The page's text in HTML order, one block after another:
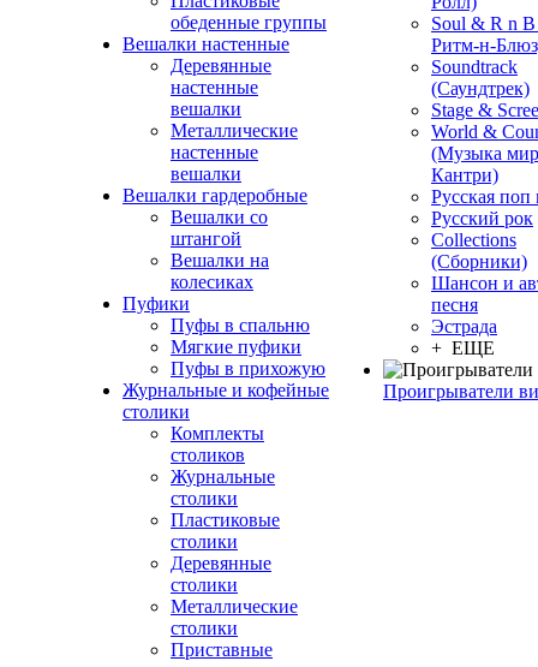
обеденные группы
Вешалки настенные
Деревянные
настенные
вешалки
Металлические
настенные
вешалки
Вешалки гардеробные
Вешалки со
штангой
Вешалки на
колесиках
Пуфики
Пуфы в спальню
Мягкие пуфики
Пуфы в прихожую
Журнальные и кофейные
столики
Комплекты
столиков
Журнальные
столики
Пластиковые
столики
Деревянные
столики
Металлические
столики
Приставные
Soul & R n
Ритм-н-
Soundtrack
(Саундтрек)
Stage &
World &
(Музыка
Кантри)
Русская поп
Русский рок
Сollections
(Сборники)
Шансон и
песня
Эстрада
+ ЕЩЕ
Проигрыватели